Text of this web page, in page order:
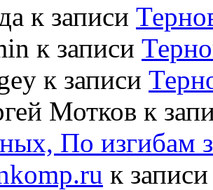
к записи
к записи
к записи
Мотков к
По изгибам
к